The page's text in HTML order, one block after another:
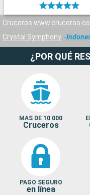
Cruceros www.cruceros.co
Crystal Symphony
¿POR QUÉ
MAS DE 10 000
Cruceros
PAGO SEGURO
en línea